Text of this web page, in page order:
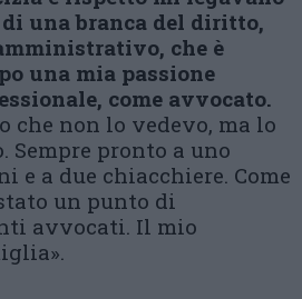
una branca del diritto,
che è
una mia passione
come avvocato.
che non lo vedevo, ma lo
Sempre pronto a uno
e a due chiacchiere. Come
un punto di
avvocati. Il mio